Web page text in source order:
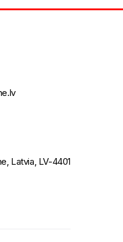
Latvia, LV-4401